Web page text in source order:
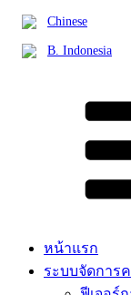
Chinese
B. Indonesia
หน้าแรก
ระบบจัดการ